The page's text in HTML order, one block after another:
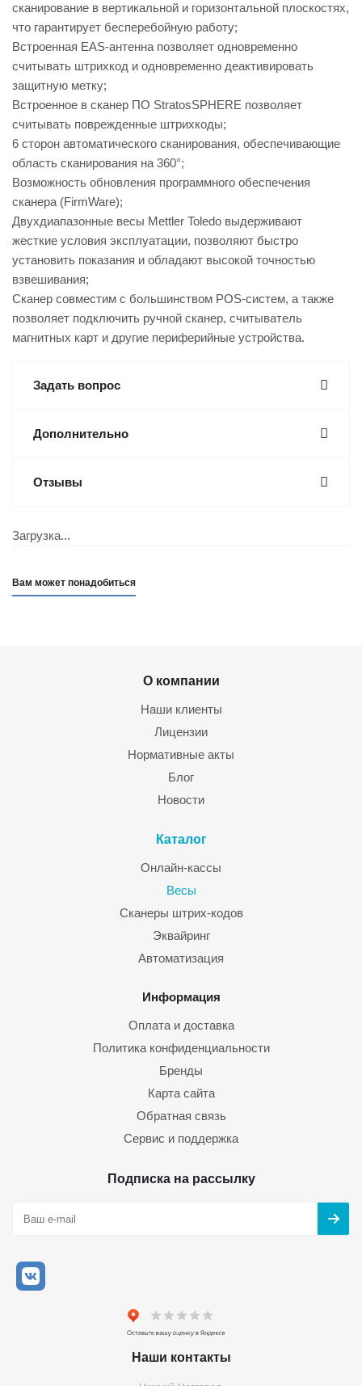
сканирование в вертикальной и горизонтальной плоскостях,
что гарантирует бесперебойную работу;
Встроенная EAS-антенна позволяет одновременно
считывать штрихкод и одновременно деактивировать
защитную метку;
Встроенное в сканер ПО StratosSPHERE позволяет
считывать поврежденные штрихкоды;
6 сторон автоматического сканирования, обеспечивающие
область сканирования на 360°;
Возможность обновления программного обеспечения
сканера (FirmWare);
Двухдиапазонные весы Mettler Toledo выдерживают
жесткие условия эксплуатации, позволяют быстро
установить показания и обладают высокой точностью
взвешивания;
Сканер совместим с большинством POS-систем, а также
позволяет подключить ручной сканер, считыватель
магнитных карт и другие периферийные устройства.
Задать вопрос
Дополнительно
Отзывы
Загрузка...
Вам может понадобиться
О компании
Наши клиенты
Лицензии
Нормативные акты
Блог
Новости
Каталог
Онлайн-кассы
Весы
Сканеры штрих-кодов
Эквайринг
Автоматизация
Информация
Оплата и доставка
Политика конфиденциальности
Бренды
Карта сайта
Обратная связь
Сервис и поддержка
Подписка на рассылку
Наши контакты